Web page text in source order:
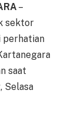
–
sektor
perhatian
saat
Selasa